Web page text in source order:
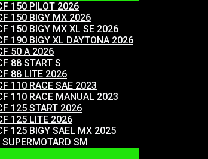
150 PILOT 2026
150 BIGY MX 2026
150 BIGY MX XL SE 2026
190 BIGY XL DAYTONA 2026
50 A 2026
88 START S
88 LITE 2026
110 RACE SAE 2023
110 RACE MANUAL 2023
125 START 2026
125 LITE 2026
125 BIGY SAEL MX 2025
SM